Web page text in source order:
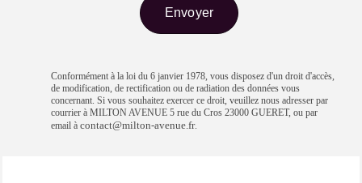
Conformément à la loi du 6 janvier 1978, vous disposez d'un droit d'accès,
de modification, de rectification ou de radiation des données vous
concernant. Si vous souhaitez exercer ce droit, veuillez nous adresser par
courrier à MILTON AVENUE 5 rue du Cros 23000 GUERET, ou par
email à contact@milton-avenue.fr.